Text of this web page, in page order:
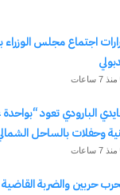
اجتماع مجلس الوزراء
منذ 7 ساعات
البارودي تعود
وحفلات بالساحل
منذ 7 ساعات
حربين والضربة القاضية